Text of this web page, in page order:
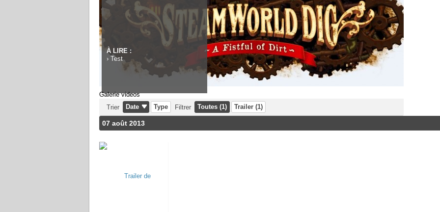
À LIRE :
› Test
Galerie videos
Trier
Date Type Filtrer Toutes (1) Trailer (1)
07 août 2013